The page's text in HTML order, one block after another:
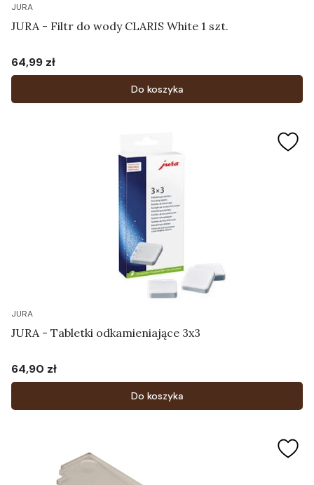
JURA
JURA - Filtr do wody CLARIS White 1 szt.
Cena
64,99 zł
Do koszyka
JURA
JURA - Tabletki odkamieniające 3x3
Cena
64,90 zł
Do koszyka